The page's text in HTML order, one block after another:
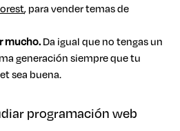
, para vender temas de
mucho.Da igual que no tengas un
generación siempre que tu
sea buena.
programación web